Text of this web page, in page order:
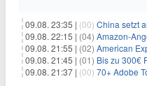
09.08. 23:35 | (00) China setzt auf KI-
09.08. 22:15 | (04) Amazon-
09.08. 21:55 | (02) American Express
09.08. 21:45 | (01) Bis zu 300€ Prämie für
09.08. 21:37 | (00) 70+ Adobe Tools